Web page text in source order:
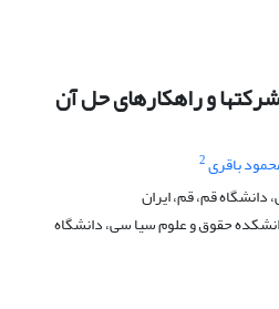
و راهکارهای حل آن
باقری2
قم، قم، ایران
حقوق و علوم سیا سی، دانشگاه